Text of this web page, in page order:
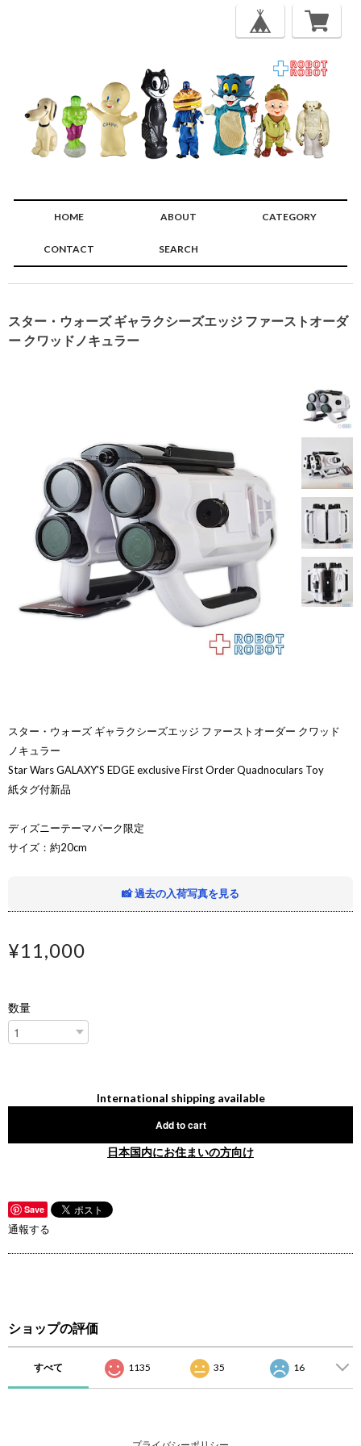
HOME ABOUT CATEGORY
CONTACT SEARCH
スター・ウォーズ ギャラクシーズエッジ ファーストオーダ
ー クワッドノキュラー
スター・ウォーズ ギャラクシーズエッジ ファーストオーダー クワッド
ノキュラー
Star Wars GALAXY'S EDGE exclusive First Order Quadnoculars Toy
紙タグ付新品
ディズニーテーマパーク限定
サイズ：約20cm
📸 過去の入荷写真を見る
¥11,000
数量
International shipping available
Add to cart
日本国内にお住まいの方向け
Save
通報する
ショップの評価
すべて 1135 35 16